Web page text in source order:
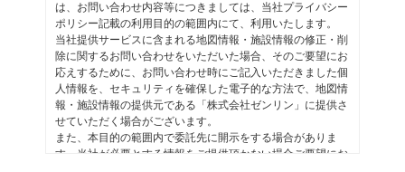
は、お問い合わせ内容等につきましては、当社プライバシー
ポリシー記載の利用目的の範囲内にて、利用いたします。
当社提供サービスに含まれる地図情報・施設情報の修正・削
除に関するお問い合わせをいただいた場合、そのご要望にお
応えするために、お問い合わせ時にご記入いただきました個
人情報を、セキュリティを確保した電子的な方法で、地図情
報・施設情報の提供元である「株式会社ゼンリン」に提供さ
せていただく場合がございます。
また、本目的の範囲内で委託先に開示をする場合がありま
す。当社が必要とする情報をご提供頂かない場合ご要望にお